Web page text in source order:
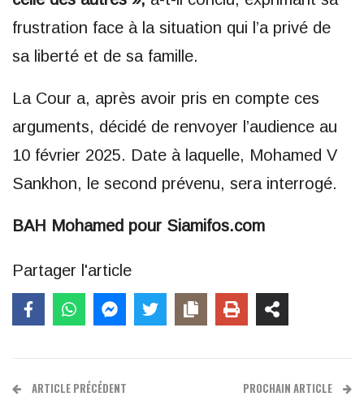
frustration face à la situation qui l’a privé de
sa liberté et de sa famille.
La Cour a, après avoir pris en compte ces
arguments, décidé de renvoyer l’audience au
10 février 2025. Date à laquelle, Mohamed V
Sankhon, le second prévenu, sera interrogé.
BAH Mohamed pour Siamifos.com
Partager l'article
ARTICLE PRÉCÉDENT PROCHAIN ARTICLE